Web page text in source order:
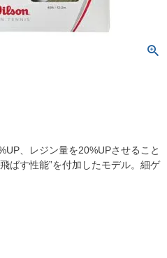
、レジン量を20%UPさせること
ばす性能”を付加したモデル。細ゲ